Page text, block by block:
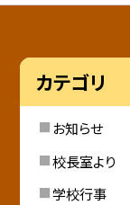
カテゴリ
お知らせ
校長室より
学校行事